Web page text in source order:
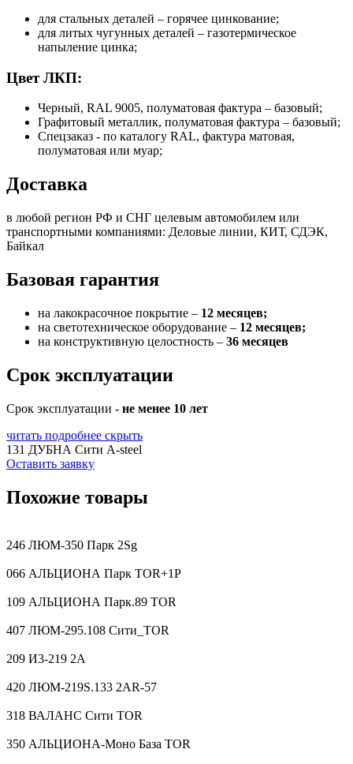
для стальных деталей – горячее цинкование;
для литых чугунных деталей – газотермическое
напыление цинка;
Цвет ЛКП:
Черный, RAL 9005, полуматовая фактура – базовый;
Графитовый металлик, полуматовая фактура – базовый;
Спецзаказ - по каталогу RAL, фактура матовая,
полуматовая или муар;
Доставка
в любой регион РФ и СНГ целевым автомобилем или
транспортными компаниями: Деловые линии, КИТ, СДЭК,
Байкал
Базовая гарантия
на лакокрасочное покрытие – 12 месяцев;
на светотехническое оборудование – 12 месяцев;
на конструктивную целостность – 36 месяцев
Срок эксплуатации
Срок эксплуатации - не менее 10 лет
читать подробнее скрыть
131 ДУБНА Сити A-steel
Оставить заявку
Похожие товары
246 ЛЮМ-350 Парк 2Sg
066 АЛЬЦИОНА Парк TOR+1P
109 АЛЬЦИОНА Парк.89 TOR
407 ЛЮМ-295.108 Сити_TOR
209 И3-219 2A
420 ЛЮМ-219S.133 2AR-57
318 ВАЛАНС Сити TOR
350 АЛЬЦИОНА-Моно База TOR